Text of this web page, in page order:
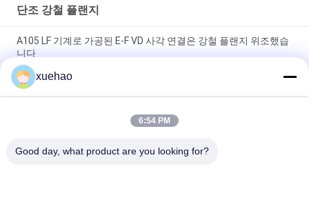
단조 강철 플랜지
A105 LF 기계로 가공된 E-F VD 사각 연결은 강철 플랜지 위조했습
니다
A105 16Mn 스테인리스는 플랜지 높은 정밀도 열처리를 위조했습
니다
거친 기계로 가공한 위조한 강철 플랜지가 죽습니다 녹슬지 않는
xuehao
6:54 PM
Good day, what product are you looking for?